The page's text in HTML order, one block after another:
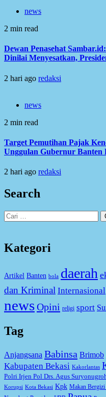
news
2 min read
Dewan Penasehat
Dinilai Menyesatkan,
2 hari ago redaksi
news
2 min read
Target Pemutihan Pajak
Unggulan Gubernur Banten
2 hari ago redaksi
Search
Cari
untuk:
Kategori
Artikel Banten bola daerah
dan Kriminal Internasional
newsOpini religi sport
Tag
Anjangsana Babinsa Brimob
Kabupaten Bekasi Kakorlantas
Polri Irjen Pol Drs. Agus
Korupsi Kota Bekasi Kpk Makan